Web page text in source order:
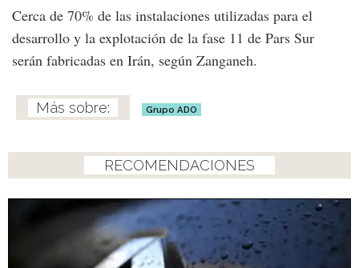
Cerca de 70% de las instalaciones utilizadas para el
desarrollo y la explotación de la fase 11 de Pars Sur
serán fabricadas en Irán, según Zanganeh.
Grupo ADO
RECOMENDACIONES